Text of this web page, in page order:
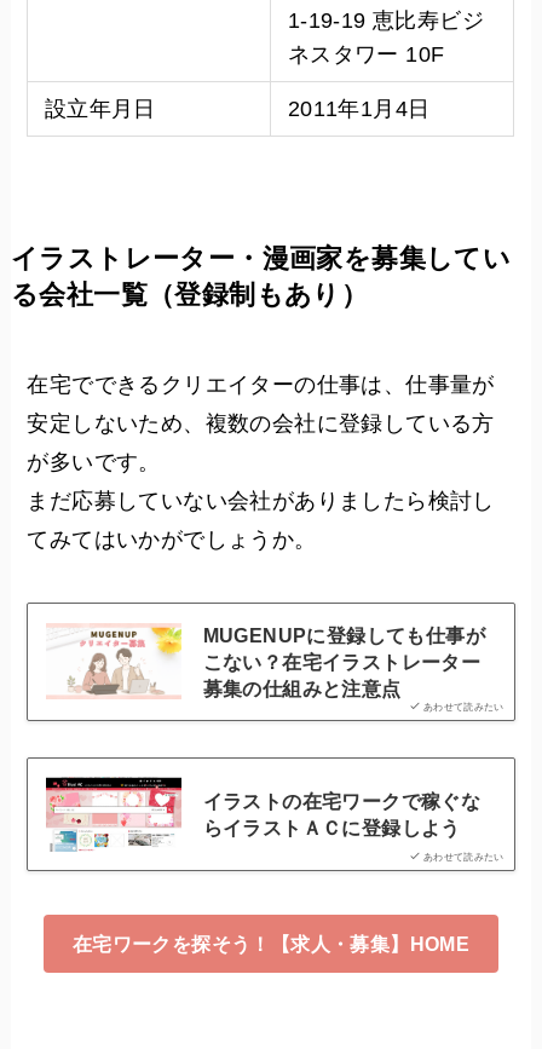
1-19-19 恵比寿ビジ
ネスタワー 10F
設立年月日 2011年1月4日
イラストレーター・漫画家を募集してい
る会社一覧（登録制もあり）
在宅でできるクリエイターの仕事は、仕事量が
安定しないため、複数の会社に登録している方
が多いです。
まだ応募していない会社がありましたら検討し
てみてはいかがでしょうか。
あわせて読みたい
MUGENUPに登録しても仕事が
こない？在宅イラストレーター
募集の仕組みと注意点
あわせて読みたい
イラストの在宅ワークで稼ぐな
らイラストＡＣに登録しよう
在宅ワークを探そう！【求人・募集】HOME